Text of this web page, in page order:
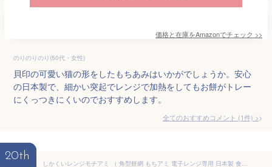
価格と在庫をAmazonでチェック >>
のりのりのり(50代・女性)
貝印の可愛い猫の形をしたもちあみはいかがでしょうか。安心
の日本製で、細かい突起でレンジで加熱をしてもお餅がトレー
にくっつきにくいのでおすすめします。
全てのおすすめコメント (1件) >
20th
しかくいレンジモチアミ （ 角型餅網 もちアミ 電子レンジ専用 日本製 食洗機対応 餅網 レンジ 簡単 便利 もち 調理 電子レンジ おもち 餅 お餅 網 くっつきにくい レンジ調理 料理 便利グッズ プラスチック製 ） 【3980円以上送料無料】